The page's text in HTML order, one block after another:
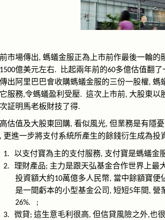
市場傳出, 螞蟻金服正為上市前作最後一輪的
1500億美元左右. 比起兩年前的60多億估值翻了
出阿里巴巴會收購螞蟻金服的三份一股權, 螞
服務,令螞蟻盈利受壓. 這次上市前, 大股東以
証明馬老板財技了得.
估值及大股東回購, 看似風光, 但業務是有隱
, 更進一步將支付系統所產生的餘錢衍生成為投
1. 以支付寶為主的支付服務, 支付寶是螞蟻金
2.
理財產品; 主力是跟天弘基金合作世界上最
投資額大約10萬億多人民幣, 當中餘額寶便
是一間虧本的小型基金公司 , 短短5年間, 營
26%.
;
3.
微貸; 這生意毛利很高, 但信貸風險之外,也